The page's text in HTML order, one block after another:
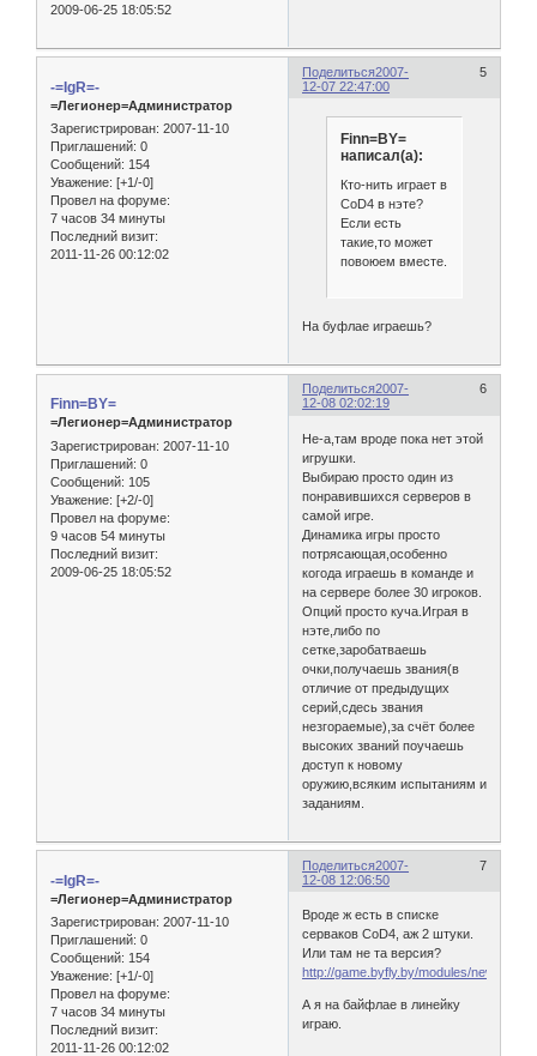
2009-06-25 18:05:52
Поделиться 5
2007-
12-07 22:47:00
-=IgR=-
=Легионер=Администратор
Зарегистрирован: 2007-11-10
Приглашений: 0
Сообщений: 154
Уважение: [+1/-0]
Провел на форуме:
7 часов 34 минуты
Последний визит:
2011-11-26 00:12:02
Finn=BY=
написал(а):
Кто-нить играет в
CoD4 в нэте?
Если есть
такие,то может
повоюем вместе.
На буфлае играешь?
Поделиться 6
2007-
12-08 02:02:19
Finn=BY=
=Легионер=Администратор
Зарегистрирован: 2007-11-10
Приглашений: 0
Сообщений: 105
Уважение: [+2/-0]
Провел на форуме:
9 часов 54 минуты
Последний визит:
2009-06-25 18:05:52
Не-а,там вроде пока нет этой
игрушки.
Выбираю просто один из
понравившихся серверов в
самой игре.
Динамика игры просто
потрясающая,особенно
когода играешь в команде и
на сервере более 30 игроков.
Опций просто куча.Играя в
нэте,либо по
сетке,заробатваешь
очки,получаешь звания(в
отличие от предыдущих
серий,сдесь звания
незгораемые),за счёт более
высоких званий поучаешь
доступ к новому
оружию,всяким испытаниям и
заданиям.
Поделиться 7
2007-
12-08 12:06:50
-=IgR=-
=Легионер=Администратор
Зарегистрирован: 2007-11-10
Приглашений: 0
Сообщений: 154
Уважение: [+1/-0]
Провел на форуме:
7 часов 34 минуты
Последний визит:
2011-11-26 00:12:02
Вроде ж есть в списке
серваков CoD4, аж 2 штуки.
Или там не та версия?
http://game.byfly.by/modules/news/
А я на байфлае в линейку
играю.